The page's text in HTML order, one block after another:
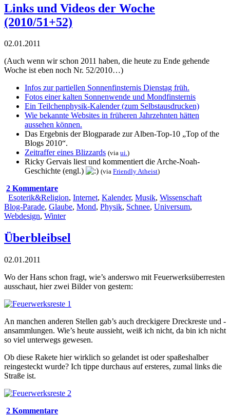
Links und Videos der Woche
(2010/51+52)
02.01.2011
(Auch wenn wir schon 2011 haben, die heute zu Ende gehende
Woche ist eben noch Nr. 52/2010…)
Infos zur partiellen Sonnenfinsternis Dienstag früh.
Fotos einer kalten Sonnenwende und Mondfinsternis
Ein Teilchenphysik-Kalender (zum Selbstausdrucken)
Wie bekannte Websites in früheren Jahrzehnten hätten
aussehen können.
Das Ergebnis der Blogparade zur Alben-Top-10 „Top of the
Blogs 2010“.
Zeitraffer eines Blizzards (via ui.)
Ricky Gervais liest und kommentiert die Arche-Noah-
Geschichte (engl.)
(via Friendly Atheist)
2 Kommentare
Esoterik&Religion, Internet, Kalender, Musik, Wissenschaft
Blog-Parade, Glaube, Mond, Physik, Schnee, Universum,
Webdesign, Winter
Überbleibsel
02.01.2011
Wo der Hans schon fragt, wie’s anderswo mit Feuerwerksüberresten
ausschaut, hier zwei Bilder von gestern:
An manchen anderen Stellen gab’s auch dreckigere Dreckreste und -
ansammlungen. Wie’s heute aussieht, weiß ich nicht, da bin ich nicht
so viel unterwegs gewesen.
Ob diese Rakete hier wirklich so gelandet ist oder spaßeshalber
reingesteckt wurde? Ich tippe durchaus auf ersteres, zumal links die
Straße ist.
2 Kommentare